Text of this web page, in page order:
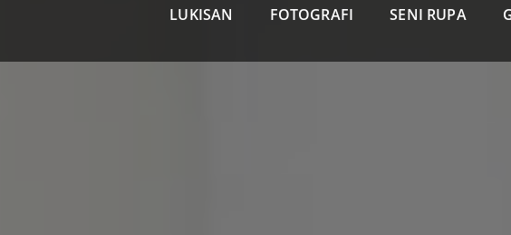
LUKISAN FOTOGRAFI SENI RUPA